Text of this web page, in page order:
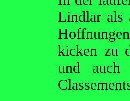
Lindlar als
kicken zu
und